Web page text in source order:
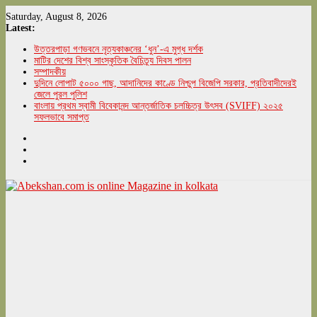
Skip
to
Saturday, August 8, 2026
Latest:
উত্তরপাড়া গণভবনে নৃত্যকাঞ্চনের ‘ধুন’-এ মুগ্ধ দর্শক
মাটির দেশের বিশ্ব সাংস্কৃতিক বৈচিত্র্য দিবস পালন
সম্পাদকীয়
দুদিনে লোপাট ৫০০০ গাছ, আদানিদের কাণ্ডে নিশ্চুপ বিজেপি সরকার, প্রতিবাদীদেরই
জেলে পুরল পুলিশ
বাংলায় প্রথম স্বামী বিবেকানন্দ আন্তর্জাতিক চলচ্চিত্র উৎসব (SVIFF) ২০২৫
সফলভাবে সমাপ্ত